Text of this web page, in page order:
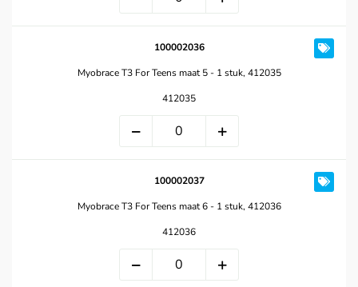
100002036
Myobrace T3 For Teens maat 5 - 1 stuk, 412035
412035
100002037
Myobrace T3 For Teens maat 6 - 1 stuk, 412036
412036